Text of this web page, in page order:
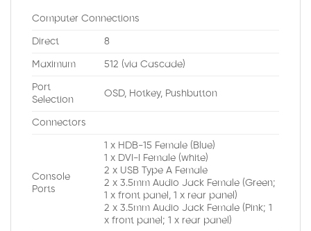
Computer Connections
Direct 8
Maximum 512 (via Cascade)
Port
Selection
OSD, Hotkey, Pushbutton
Connectors
Console
Ports
1 x HDB-15 Female (Blue)
1 x DVI-I Female (white)
2 x USB Type A Female
2 x 3.5mm Audio Jack Female (Green;
1 x front panel, 1 x rear panel)
2 x 3.5mm Audio Jack Female (Pink; 1
x front panel; 1 x rear panel)